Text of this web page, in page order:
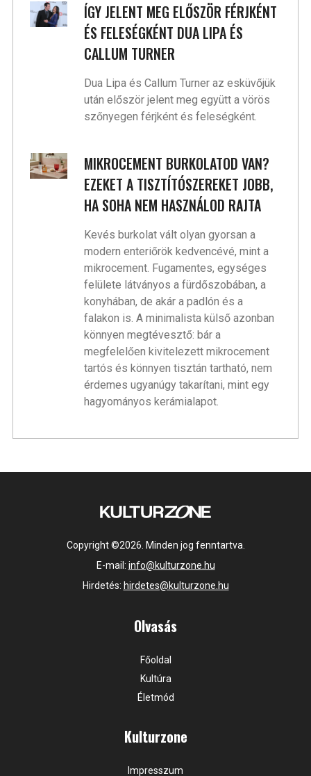
ÍGY JELENT MEG ELŐSZÖR FÉRJKÉNT
ÉS FELESÉGKÉNT DUA LIPA ÉS
CALLUM TURNER
Dua Lipa és Callum Turner az esküvőjük
után először jelent meg együtt a vörös
szőnyegen férjként és feleségként.
MIKROCEMENT BURKOLATOD VAN?
EZEKET A TISZTÍTÓSZEREKET JOBB,
HA SOHA NEM HASZNÁLOD RAJTA
Kevés burkolat vált olyan gyorsan a
modern enteriőrök kedvencévé, mint a
mikrocement. Fugamentes, egységes
felülete látványos a fürdőszobában, a
konyhában, de akár a padlón és a
falakon is. A minimalista külső azonban
könnyen megtévesztő: bár a
megfelelően kivitelezett mikrocement
tartós és könnyen tisztán tartható, nem
érdemes ugyanúgy takarítani, mint egy
hagyományos kerámialapot.
Copyright ©2026. Minden jog fenntartva.
E-mail: info@kulturzone.hu
Hirdetés: hirdetes@kulturzone.hu
Olvasás
Főoldal
Kultúra
Életmód
Kulturzone
Impresszum